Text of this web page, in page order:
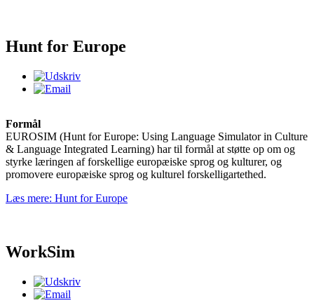
Hunt for Europe
Formål
EUROSIM (Hunt for Europe: Using Language Simulator in Culture
& Language Integrated Learning) har til formål at støtte op om og
styrke læringen af forskellige europæiske sprog og kulturer, og
promovere europæiske sprog og kulturel forskelligartethed.
Læs mere: Hunt for Europe
WorkSim